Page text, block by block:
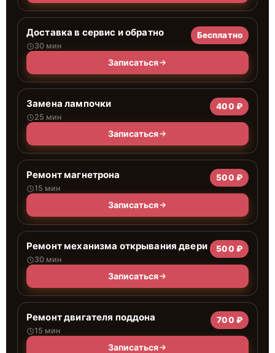
Доставка в сервис и обратно
30 мин
Бесплатно
Записаться
Замена лампочки
25 мин
400 ₽
Записаться
Ремонт магнетрона
15 мин
500 ₽
Записаться
Ремонт механизма открывания двери
30 мин
500 ₽
Записаться
Ремонт двигателя поддона
15 мин
700 ₽
Записаться